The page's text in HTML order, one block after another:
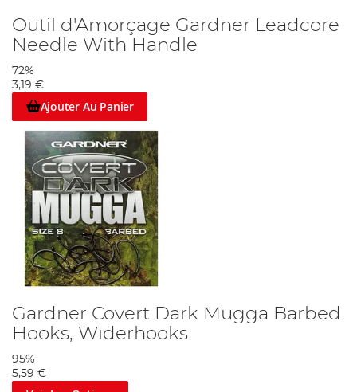
Outil d'Amorçage Gardner Leadcore
Needle With Handle
72%
3,19 €
Ajouter Au Panier
Gardner Covert Dark Mugga Barbed
Hooks, Widerhooks
95%
5,59 €